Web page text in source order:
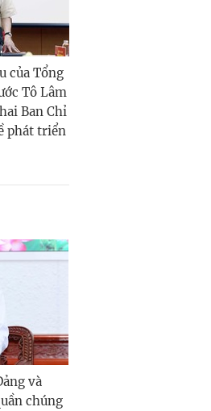
của Tổng
Tô Lâm
Ban Chỉ
phát triển
và
chúng